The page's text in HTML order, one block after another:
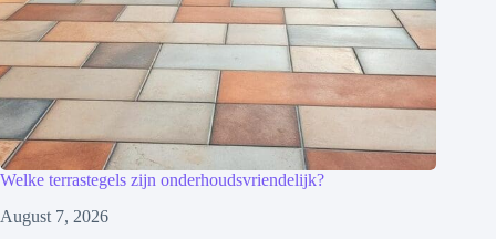
Welke terrastegels zijn onderhoudsvriendelijk?
August 7, 2026